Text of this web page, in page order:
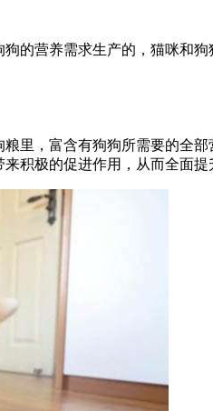
的营养需求生产的，猫咪和
里，富含有狗狗所需要的全
积极的促进作用，从而全面